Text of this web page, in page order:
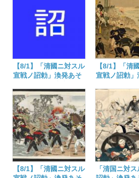
【8/1】「清國ニ対スル
宣戦ノ詔勅」渙発あそ
【8/1】「清
宣戦ノ詔勅」
【8/1】「清國ニ対スル
「清国ニ対